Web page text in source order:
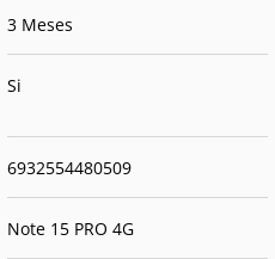
3 Meses
Si
6932554480509
Note 15 PRO 4G